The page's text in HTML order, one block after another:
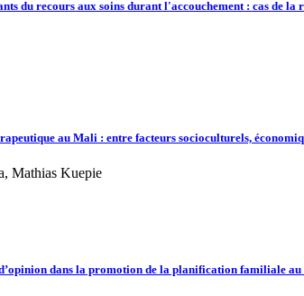
du recours aux soins durant l'accouchement : cas de
au Mali : entre facteurs socioculturels,
Mathias Kuepie
d’opinion dans la promotion de la planification familiale